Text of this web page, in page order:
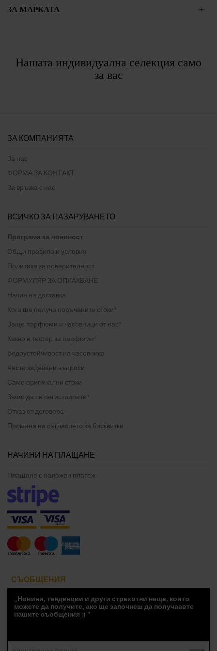
ЗА МАРКАТА
Нашата индивидуална селекция само
за вас
ЗА КОМПАНИЯТА
За нас
ФОРМА ЗА КОНТАКТ
За връзка с нас
ВСИЧКО ЗА ПАЗАРУВАНЕТО
Програма за лоялност
Общи правила и условия
Политика за поверителност
ФОРМУЛЯР ЗА ОПЛАКВАНЕ
Начин на доставка
Кога ще получа поръчаните стоки?
Защо парфюми и часовници от нас?
Какво е тестер за парфюми?
Водоустойчивост на часовника
Често задавани въпроси
Само оригинални стоки
Защо да се регистрирате?
Отказ от договора
Промяна на съгласието за бисквитки
НАЧИНИ НА ПЛАЩАНЕ
Плащане с наложен платеж
СЪОБЩЕНИЯ
„Новини, тенденции и други страхотни неща, които
можете да получите, ако ще започнеш да получаавте
нашите съобщения :) "